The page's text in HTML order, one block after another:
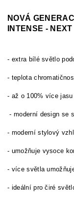
NOVÁ
INTENSE - NEXT
- extra bílé světlo
- teplota
- až o 100% více jasu
- moderní design se
- moderní stylový
- umožňuje vysoce
- více světla
- ideální pro čiré